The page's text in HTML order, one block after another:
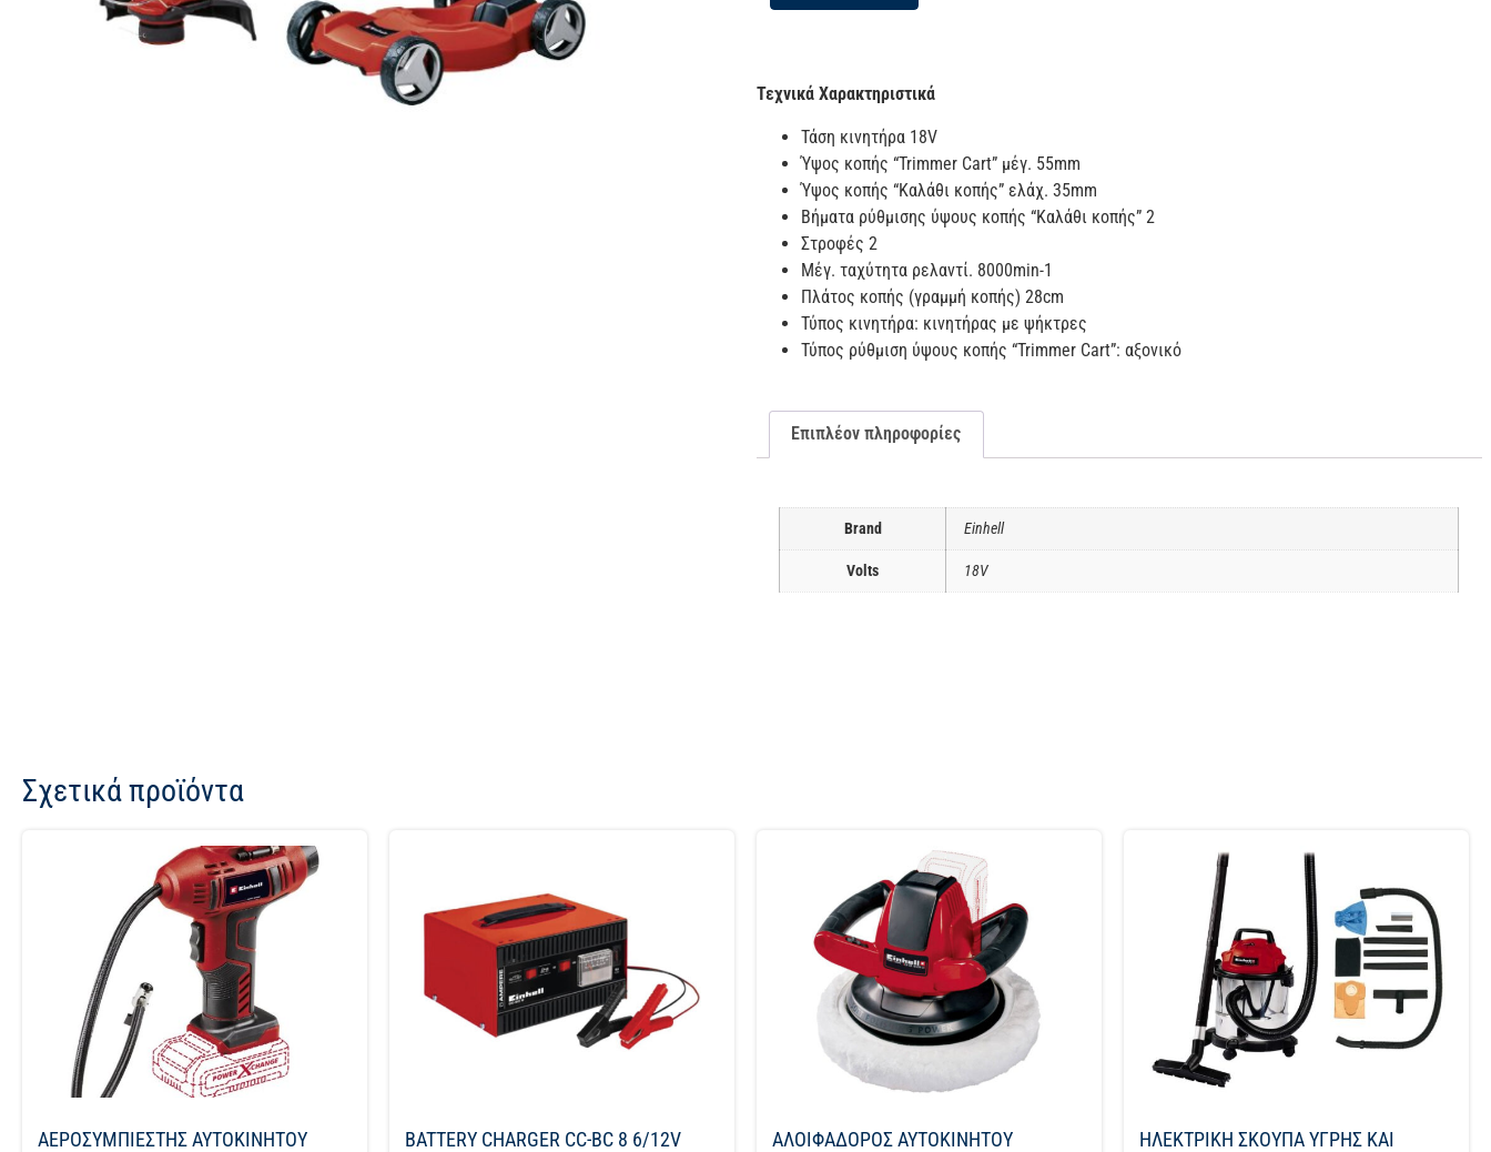
Τεχνικά Χαρακτηριστικά
Τάση κινητήρα 18V
Ύψος κοπής “Trimmer Cart” μέγ. 55mm
Ύψος κοπής “Καλάθι κοπής” ελάχ. 35mm
Βήματα ρύθμισης ύψους κοπής “Καλάθι κοπής” 2
Στροφές 2
Μέγ. ταχύτητα ρελαντί. 8000min-1
Πλάτος κοπής (γραμμή κοπής) 28cm
Τύπος κινητήρα: κινητήρας με ψήκτρες
Τύπος ρύθμιση ύψους κοπής “Trimmer Cart”: αξονικό
Επιπλέον πληροφορίες
Brand Einhell
Volts 18V
Σχετικά προϊόντα
ΑΕΡΟΣΥΜΠΙΕΣΤΗΣ ΑΥΤΟΚΙΝΗΤΟΥ
BATTERY CHARGER CC-BC 8 6/12V
ΑΛΟΙΦΑΔΟΡΟΣ ΑΥΤΟΚΙΝΗΤΟΥ
ΗΛΕΚΤΡΙΚΗ ΣΚΟΥΠΑ ΥΓΡΗΣ ΚΑΙ